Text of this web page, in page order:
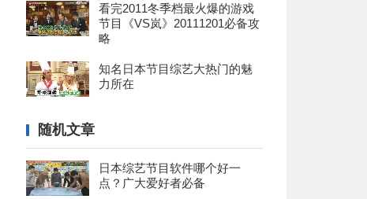
看完2011冬季档最火爆的游戏
节目《VS岚》20111201必备攻
略
知名日本节目综艺大热门的魅
力所在
随机文章
日本综艺节目软件哪个好一
点？广大爱好者必备